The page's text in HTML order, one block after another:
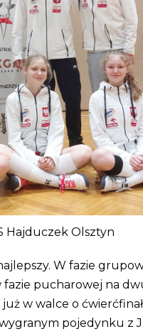
Hajduczek Olsztyn
W fazie
fazie pucharowej na
w walce o
pojedynku z